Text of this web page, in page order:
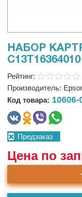
НАБОР
C13T16364010
Рейтинг:
Производитель:
Код товара: 10606-
Предзаказ
Цена по